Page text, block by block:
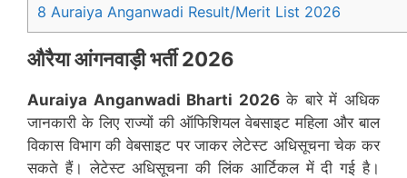
8 Auraiya Anganwadi Result/Merit List 2026
औरैयाआंगनवाड़ी भर्ती 2026
Auraiya Anganwadi Bharti 2026के बारे में अधिक
जानकारी के लिए राज्यों की ऑफिशियल वेबसाइट महिला और बाल
विकास विभाग की वेबसाइट पर जाकर लेटेस्ट अधिसूचना चेक कर
सकते हैं। लेटेस्ट अधिसूचना की लिंक आर्टिकल में दी गई है।